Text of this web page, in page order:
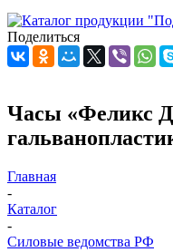
Поделиться
Чаcы «Феликс
Главная
-
Каталог
-
Силовые ведомства РФ